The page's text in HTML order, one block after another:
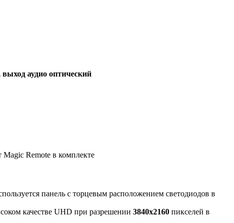
аудио оптический
Remote в комплекте
панель с торцевым расположением светодиодов в
качестве UHD при разрешении 3840x2160 пикселей в